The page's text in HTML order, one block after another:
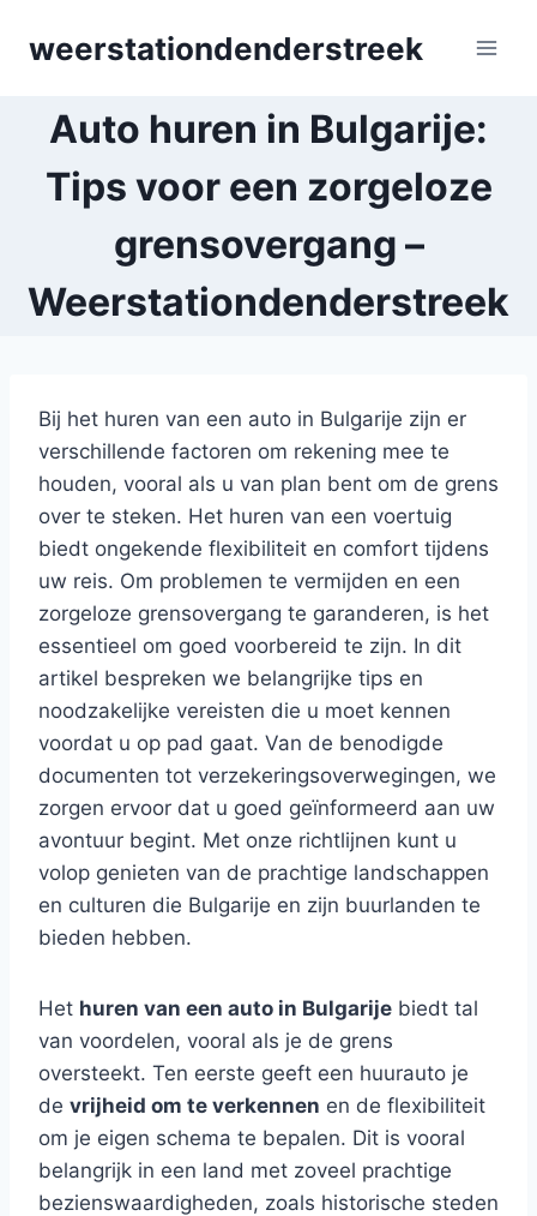
weerstationdenderstreek
Auto huren in Bulgarije:
Tips voor een zorgeloze
grensovergang –
Weerstationdenderstreek
Bij het huren van een auto in Bulgarije zijn er
verschillende factoren om rekening mee te
houden, vooral als u van plan bent om de grens
over te steken. Het huren van een voertuig
biedt ongekende flexibiliteit en comfort tijdens
uw reis. Om problemen te vermijden en een
zorgeloze grensovergang te garanderen, is het
essentieel om goed voorbereid te zijn. In dit
artikel bespreken we belangrijke tips en
noodzakelijke vereisten die u moet kennen
voordat u op pad gaat. Van de benodigde
documenten tot verzekeringsoverwegingen, we
zorgen ervoor dat u goed geïnformeerd aan uw
avontuur begint. Met onze richtlijnen kunt u
volop genieten van de prachtige landschappen
en culturen die Bulgarije en zijn buurlanden te
bieden hebben.
Het huren van een auto in Bulgarije biedt tal
van voordelen, vooral als je de grens
oversteekt. Ten eerste geeft een huurauto je
de vrijheid om te verkennen en de flexibiliteit
om je eigen schema te bepalen. Dit is vooral
belangrijk in een land met zoveel prachtige
bezienswaardigheden, zoals historische steden